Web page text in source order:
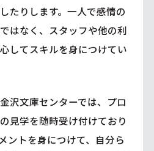
たりします。一人で感情の
はなく、スタッフや他の利
してスキルを身につけてい
沢文庫センターでは、プロ
見学を随時受け付けており
ントを身につけて、自分ら